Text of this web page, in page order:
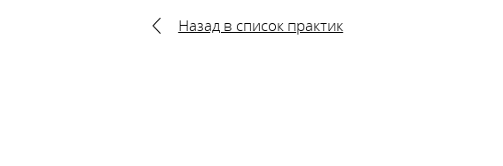
Назад в список практик